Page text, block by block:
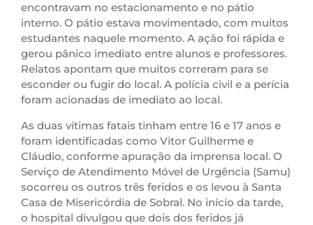
encontravam no estacionamento e no pátio
interno. O pátio estava movimentado, com muitos
estudantes naquele momento. A ação foi rápida e
gerou pânico imediato entre alunos e professores.
Relatos apontam que muitos correram para se
esconder ou fugir do local. A polícia civil e a perícia
foram acionadas de imediato ao local.
As duas vítimas fatais tinham entre 16 e 17 anos e
foram identificadas como Vitor Guilherme e
Cláudio, conforme apuração da imprensa local. O
Serviço de Atendimento Móvel de Urgência (Samu)
socorreu os outros três feridos e os levou à Santa
Casa de Misericórdia de Sobral. No início da tarde,
o hospital divulgou que dois dos feridos já